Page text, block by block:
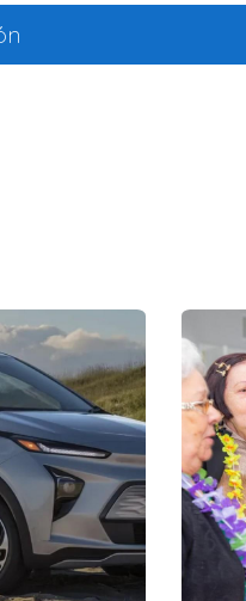
significa que después
de $10,000 al mes
$1,500. Al final del
su negocio online. Vive
$600 al mes. Esto le